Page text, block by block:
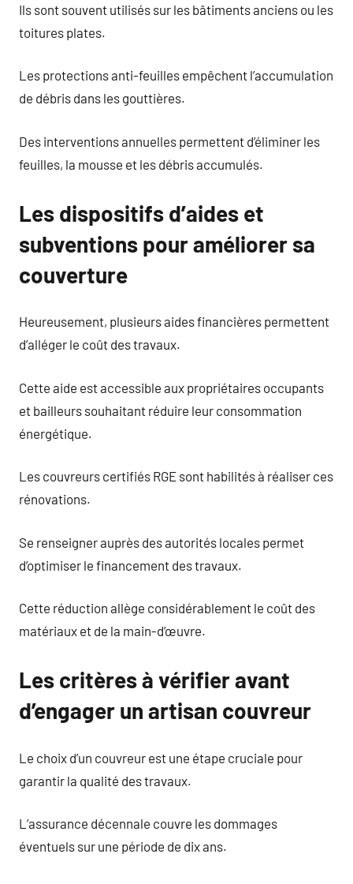
Ils sont souvent utilisés sur les bâtiments anciens ou les
toitures plates.
Les protections anti-feuilles empêchent l’accumulation
de débris dans les gouttières.
Des interventions annuelles permettent d’éliminer les
feuilles, la mousse et les débris accumulés.
Les dispositifs d’aides et
subventions pour améliorer sa
couverture
Heureusement, plusieurs aides financières permettent
d’alléger le coût des travaux.
Cette aide est accessible aux propriétaires occupants
et bailleurs souhaitant réduire leur consommation
énergétique.
Les couvreurs certifiés RGE sont habilités à réaliser ces
rénovations.
Se renseigner auprès des autorités locales permet
d’optimiser le financement des travaux.
Cette réduction allège considérablement le coût des
matériaux et de la main-d’œuvre.
Les critères à vérifier avant
d’engager un artisan couvreur
Le choix d’un couvreur est une étape cruciale pour
garantir la qualité des travaux.
L’assurance décennale couvre les dommages
éventuels sur une période de dix ans.